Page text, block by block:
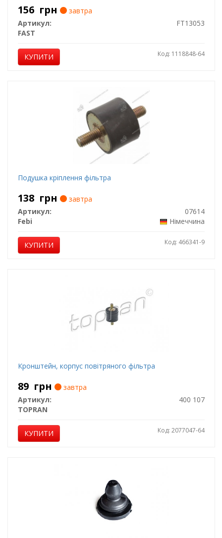
156 грн
завтра
Артикул:
FT13053
FAST
КУПИТИ Код: 1118848-64
Подушка кріплення фільтра
138 грн
завтра
Артикул:
07614
Febi
Німеччина
КУПИТИ Код: 466341-9
Кронштейн, корпус повітряного фільтра
89 грн
завтра
Артикул:
400 107
TOPRAN
КУПИТИ Код: 2077047-64